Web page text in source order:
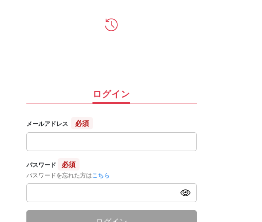
ログイン
メールアドレス 必須
パスワード 必須
パスワードを忘れた方は こちら